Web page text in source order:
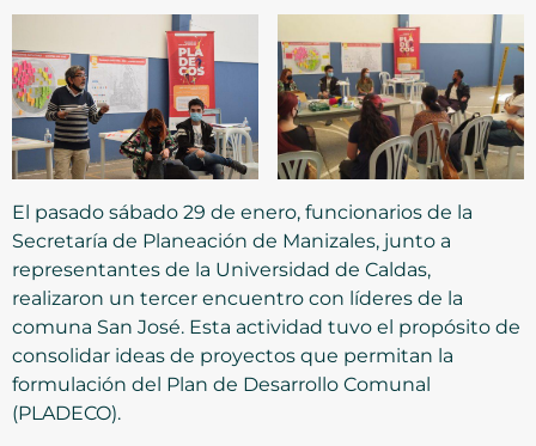
El pasado sábado 29 de enero, funcionarios de la
Secretaría de Planeación de Manizales, junto a
representantes de la Universidad de Caldas,
realizaron un tercer encuentro con líderes de la
comuna San José. Esta actividad tuvo el propósito de
consolidar ideas de proyectos que permitan la
formulación del Plan de Desarrollo Comunal
(PLADECO).